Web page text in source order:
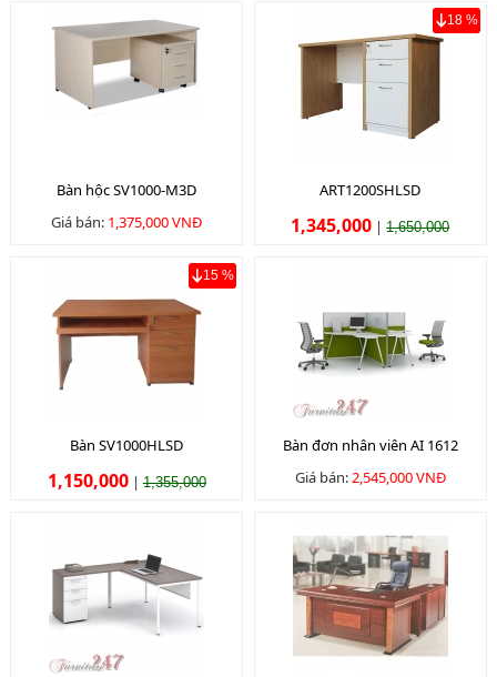
Bàn hộc SV1000-M3D
Giá bán: 1,375,000 VNĐ
18 %
ART1200SHLSD
1,345,000 |1,650,000
15 %
Bàn SV1000HLSD
1,150,000|1,355,000
Bàn đơn nhân viên AI 1612
Giá bán:2,545,000 VNĐ